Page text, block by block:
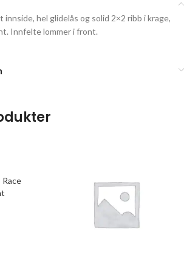
hel glidelås og solid 2×2 ribb i krage,
Innfelte lommer i front.
Race